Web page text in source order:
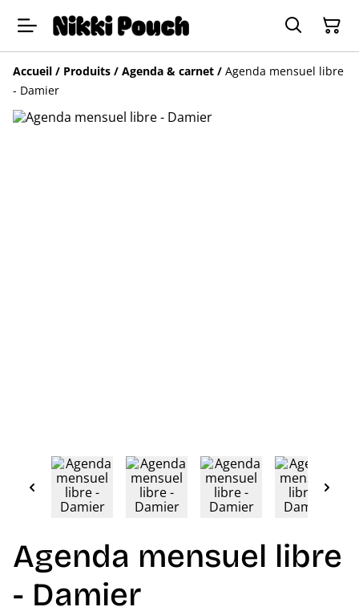
Accueil / Produits / Agenda & carnet / Agenda mensuel libre
- Damier
Agenda mensuel libre
- Damier